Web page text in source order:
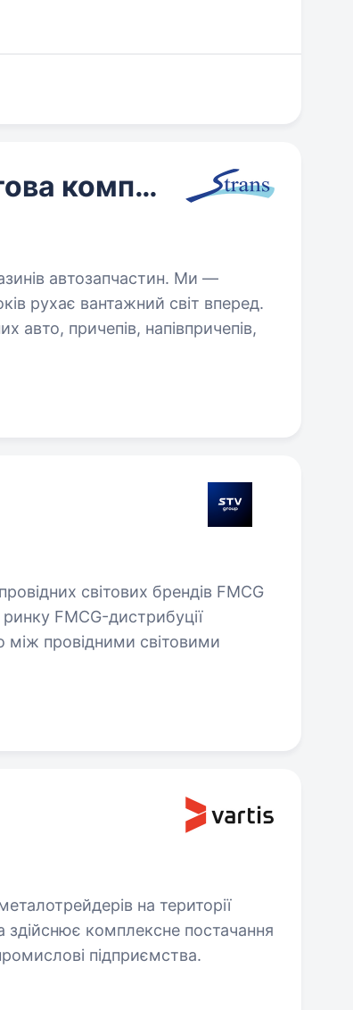
Strans, роздрібно-гуртова компанія, дистрибуція
автозапчастин. Ми —
рухає вантажний світ вперед.
авто, причепів, напівпричепів,
світових брендів FMCG
FMCG-дистрибуції
провідними світовими
на території
комплексне постачання
підприємства.